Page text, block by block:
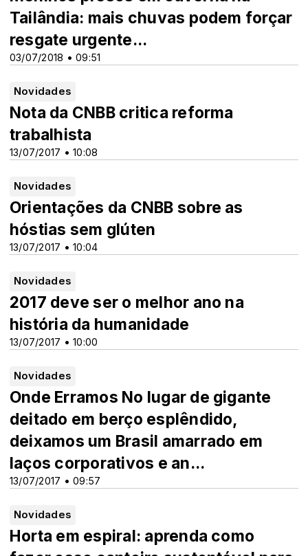
03/07/2018 • 09:51
Tailândia: mais chuvas podem forçar
resgate urgente...
Novidades
13/07/2017 • 10:08
Nota da CNBB critica reforma
trabalhista
Novidades
13/07/2017 • 10:04
Orientações da CNBB sobre as
hóstias sem glúten
Novidades
13/07/2017 • 10:00
2017 deve ser o melhor ano na
história da humanidade
Novidades
13/07/2017 • 09:57
Onde Erramos No lugar de gigante
deitado em berço esplêndido,
deixamos um Brasil amarrado em
laços corporativos e an...
Novidades
Horta em espiral: aprenda como